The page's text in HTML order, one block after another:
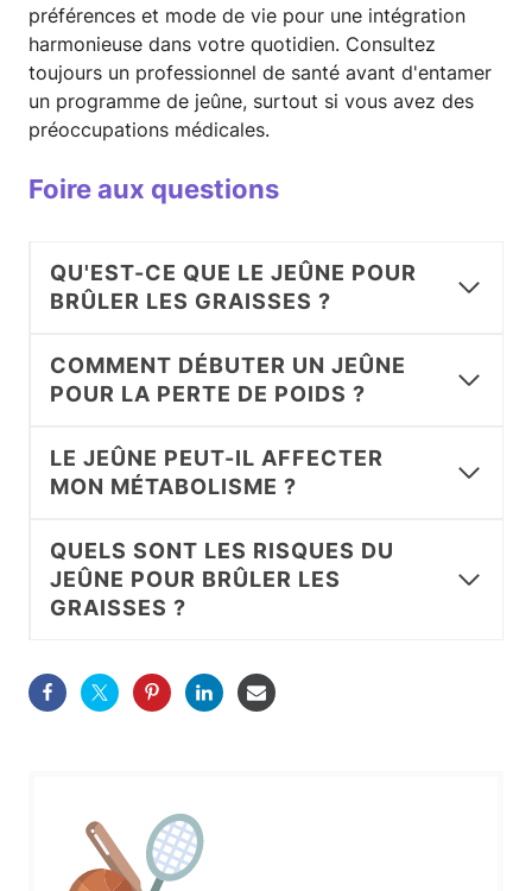
préférences et mode de vie pour une intégration
harmonieuse dans votre quotidien. Consultez
toujours un professionnel de santé avant d'entamer
un programme de jeûne, surtout si vous avez des
préoccupations médicales.
Foire aux questions
QU'EST-CE QUE LE JEÛNE POUR
BRÛLER LES GRAISSES ?
COMMENT DÉBUTER UN JEÛNE
POUR LA PERTE DE POIDS ?
LE JEÛNE PEUT-IL AFFECTER
MON MÉTABOLISME ?
QUELS SONT LES RISQUES DU
JEÛNE POUR BRÛLER LES
GRAISSES ?